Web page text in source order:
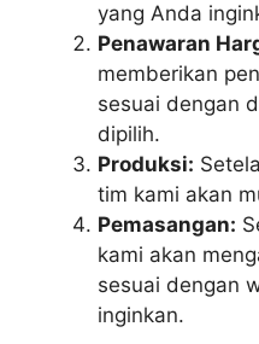
yang Anda
Penawaran
memberikan
sesuai dengan
dipilih.
Produksi:
tim kami akan
Pemasangan:
kami akan
sesuai dengan
inginkan.